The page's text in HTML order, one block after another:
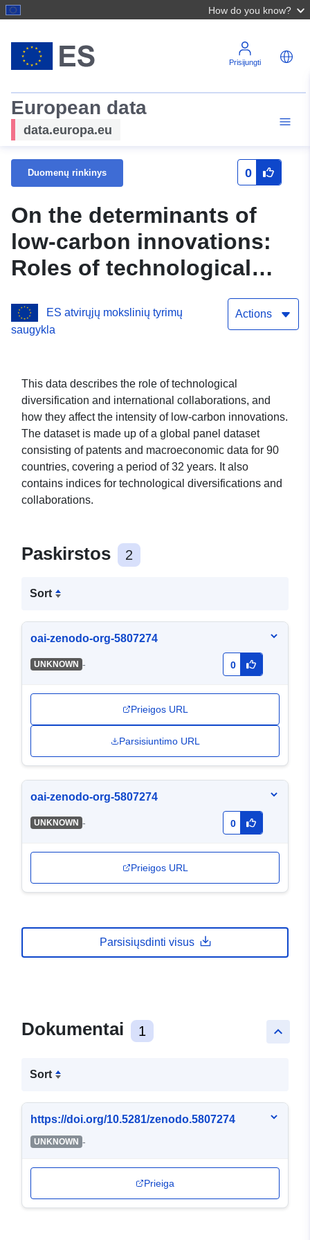
How do you know?
Prisijungti
European data
data.europa.eu
Duomenų rinkinys 0
On the determinants of
low-carbon innovations:
Roles of technological
international
ES atvirųjų mokslinių tyrimų
saugykla
Actions
This data describes the role of technological
diversification and international collaborations, and
how they affect the intensity of low-carbon innovations.
The dataset is made up of a global panel dataset
consisting of patents and macroeconomic data for 90
countries, covering a period of 32 years. It also
contains indices for technological diversifications and
collaborations.
Paskirstos 2
Sort
oai-zenodo-org-5807274
UNKNOWN - 0
Prieigos URL
Parsisiuntimo URL
oai-zenodo-org-5807274
UNKNOWN - 0
Prieigos URL
Parsisiųsdinti visus
keyboard_arrow_up
Dokumentai 1
Sort
https://doi.org/10.5281/zenodo.5807274
UNKNOWN -
Prieiga